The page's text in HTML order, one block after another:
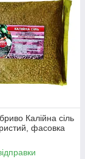
Калійна сіль
фасовка